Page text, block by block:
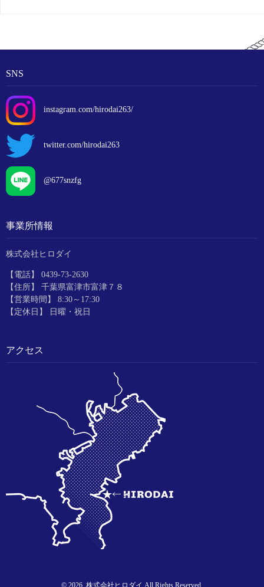
SNS
instagram.com/hirodai263/
twitter.com/hirodai263
@677snzfg
事業所情報
株式会社ヒロダイ
【電話】 0439-73-2630
【住所】 千葉県富津市富津７８
【営業時間】 8:30～17:30
【定休日】 日曜・祝日
アクセス
© 2026. 株式会社ヒロダイ All Rights Reserved.